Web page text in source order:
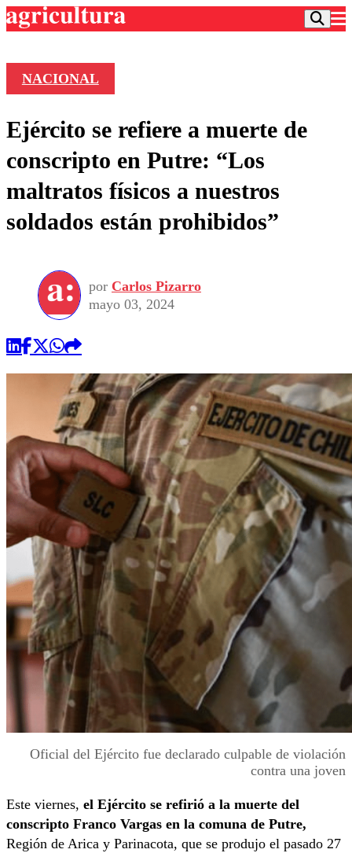
Frecuencias
Agricultura TV
Deportes
Colo Colo
Motor
Torneo Internacional
Torneo Nacional
Entretención
Noticias
Internacional
Nacional
Vida Social
Programas
Comercial
NACIONAL
Ejército se refiere a muerte de
conscripto en Putre: “Los
maltratos físicos a nuestros
soldados están prohibidos”
por Carlos Pizarro
mayo 03, 2024
Oficial del Ejército fue declarado culpable de violación
contra una joven
Este viernes, el Ejército se refirió a la muerte del
conscripto Franco Vargas en la comuna de Putre,
Región de Arica y Parinacota, que se produjo el pasado 27